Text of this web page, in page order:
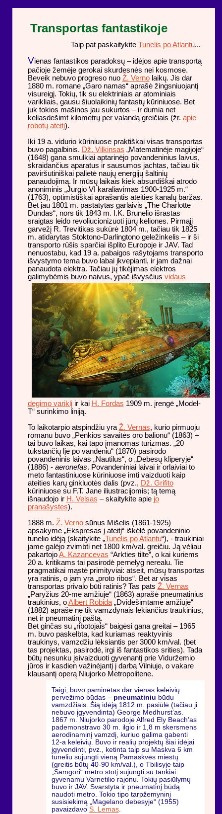
Transportas fantastikoje
Taip pat paskaitykite Tunelis po Atlantu...
Vienas fantastikos paradoksų – idėjos apie transportą
pačioje žemėje gerokai skurdesnės nei kosmose.
Beveik nebuvo progreso nuo Ž. Vernolaikų. Jis dar
1880 m. romane „Garo namas“ aprašė žingsniuojantį
visureigį. Tokių, tik su elektriniais ar atominiais
varikliais, gausu šiuolaikinių fantastų kūriniuose. Bet
juk tokios mašinos jau sukurtos – ir dumia net
keliasdešimt kilometrų per valandą greičiais (žr. apie
robotų ateitį).
Iki 19 a. vidurio kūriniuose praktiškai visas transportas
buvo pagalbinis. Dž. Vilkinsas „Matematinėje magijoje“
(1648) gana smulkiai aptarinėjo povandeninius laivus,
skraidančius aparatus ir sausumos jachtas, tačiau tik
paviršutiniškai palietė naujų energijų šaltinių
panaudojimą. Ir mūsų laikais kiek absurdiškai atrodo
anoniminis „Jurgio VI karaliavimas 1900-1925 m.“
(1763), optimistiškai aprašantis ateities kanalų baržas.
Bet jau 1801 m. pastatytas garlaivis „The Charlotte
Dundas“, nors tik 1843 m. I.K. Brunelio išrastas
sraigtas leido revoliucionizuoti jūrų keliones. Pirmąjį
garvežį R. Trevitikas sukūrė 1804 m., tačiau tik 1825
m. atidarytas Stoktono-Darlingtono geležinkelis – ir ši
transporto rūšis sparčiai išplito Europoje ir JAV. Tad
nenuostabu, kad 19 a. pabaigos rašytojams transporto
išvystymo tema buvo labai įkvepianti, ir jam dažnai
panaudota elektra. Tačiau jų tikėjimas elektros
galimybėmis buvo naivus, ypač išvysčius vidaus
degimo variklįir kai H. Fordas 1909 m. įrengė „Model-
T“ surinkimo liniją.
To laikotarpio atspindžiu yra Ž. Vernas, kurio pirmuoju
romanu buvo „Penkios savaitės oro balionu“ (1863) –
tai buvo laikas, kai tapo įmanomas turizmas. „20
tūkstančių ljė po vandeniu“ (1870) pasirodo
povandeninis laivas „Nautilus“, o „Debesų kliperyje“
(1886) - aeronefas. Povandeniniai laivai ir orlaiviai to
meto fantastiniuose kūriniuose imti vaizduoti kaip
ateities karų ginkluotės dalis (pvz., Dž. Grifito
kūriniuose su F.T. Jane iliustracijomis; tą temą
išnaudojo ir H. Velsas – skaitykite apie jo
pranašystes).
1888 m. Ž. Vernosūnus Mišelis (1861-1925)
apsakyme „Ekspresas į ateitį“ iškėlė povandeninio
tunelio idėją (skaitykite „Tunelis po Atlantu“), - traukiniai
jame galėjo zvimbti net 1800 km/val. greičiu. Ją vėliau
pakartojoA. Kazancevas “Arkties tilte”, o kai kuriems
20 a. kritikams tai pasirodė pernelyg nerealu. Tie
pragmatikai mąstė primityviai: atseit, mūsų transportas
yra ratinis, o jam yra „proto ribos“. Bet ar visas
transportas privalo būti ratinis? Tas pats Ž. Vernas
„Paryžius 20-me amžiuje“ (1863) aprašė pneumatinius
traukinius, oAlbert Robida„Dvidešimtame amžiuje“
(1882) aprašė ne tik vamzdynais lekiančius traukinius,
net ir pneumatinį paštą.
Bet ginčas su „ribotojais“ baigėsi gana greitai – 1965
m. buvo paskelbta, kad kuriamas reaktyvinis
traukinys, vamzdžiu lėksiantis per 3000 km/val. (bet
tas projektas, pasirodė, irgi iš fantastikos srities). Tada
būtų nesunku įsivaizduoti gyvenantį prie Viduržemio
jūros ir kasdien važinėjantį į darbą Vilniuje, o vakare
klausantį operą Niujorko Metropolitene.
Taigi, buvo paminėtas dar vienas keleivių
pervežimo būdas – pneumatiniu būdu
vamzdžiais. Šią idėją 1812 m. pasiūlė (tačiau ji
nebuvo įgyvendinta) George Medhurst’as.
1867 m. Niujorko parodoje Alfred Ely Beach’as
pademonstravo 30 m. ilgio ir 1,8 m skersmens
aerodinaminį vamzdį, kuriuo galima gabenti
12-a keleivių. Buvo ir realių projektų šiai idėjai
įgyvendinti, pvz., ketinta taip su Maskva 6 km
tuneliu sujungti vieną Pamaskvės miestų
(greitis būtų 40-90 km/val.), o Tbilisyje taip
„Samgori“ metro stotį sujungti su tankiai
gyvenamu Varnetilio rajonu. Tokių pasiūlymų
buvo ir JAV. Svarstyta ir pneumatinį būdą
naudoti metro. Tokio tipo tarpžemyninį
susisiekimą „Magelano debesyje“ (1955)
pavaizdavo S. Lemas.